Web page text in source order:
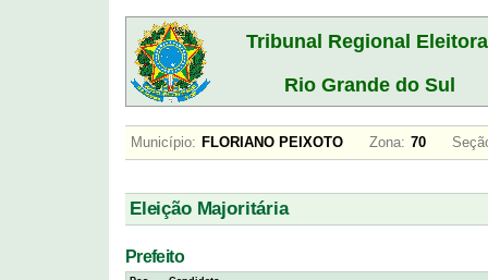
Tribunal Regional
Rio Grande do Sul
Município: FLORIANO PEIXOTO Zona: 70
Eleição Majoritária
Prefeito